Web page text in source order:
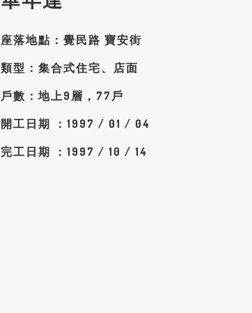
座落地點：覺民路 寶安街
類型：集合式住宅、店面
戶數：地上9層，77戶
開工日期 ：1997 / 01 / 04
完工日期 ：1997 / 10 / 14